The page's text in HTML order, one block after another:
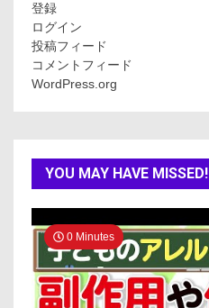
登録
ログイン
投稿フィード
コメントフィード
WordPress.org
YOU MAY HAVE MISSED!
0 Minutes